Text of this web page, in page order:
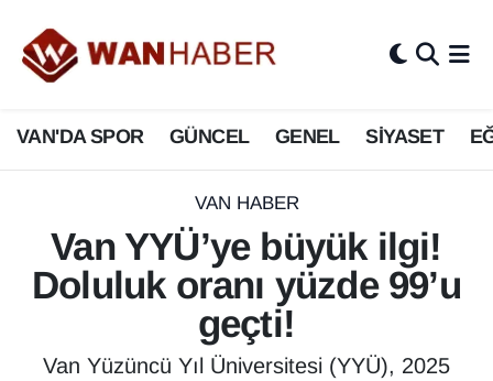
VAN'DA SPOR GÜNCEL GENEL SİYASET
VAN HABER
Van YYÜ’ye büyük ilgi!
Doluluk oranı yüzde 99’u
geçti!
Van Yüzüncü Yıl Üniversitesi (YYÜ), 2025
3.SAYFA
ASAYİŞ
BİLİM VE TEKNOLOJİ
Biyografi
ÇEVRE
Van Nöbetçi Eczaneler
Van Hava Durumu
Van Namaz Vakitleri
Van Trafik Yoğunluk Haritası
Süper Lig Puan Durumu ve Fikstür
Tüm Manşetler